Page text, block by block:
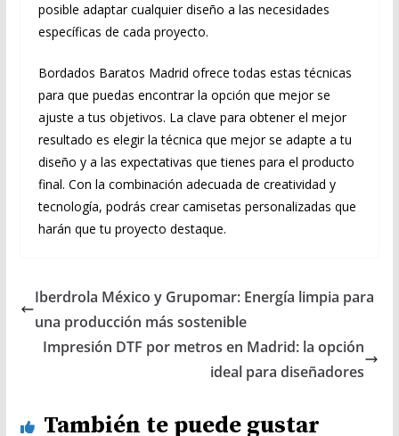
posible adaptar cualquier diseño a las necesidades
específicas de cada proyecto.
Bordados Baratos Madrid ofrece todas estas técnicas
para que puedas encontrar la opción que mejor se
ajuste a tus objetivos. La clave para obtener el mejor
resultado es elegir la técnica que mejor se adapte a tu
diseño y a las expectativas que tienes para el producto
final. Con la combinación adecuada de creatividad y
tecnología, podrás crear camisetas personalizadas que
harán que tu proyecto destaque.
Iberdrola México y Grupomar: Energía limpia para
una producción más sostenible
Impresión DTF por metros en Madrid: la opción
ideal para diseñadores
También te puede gustar